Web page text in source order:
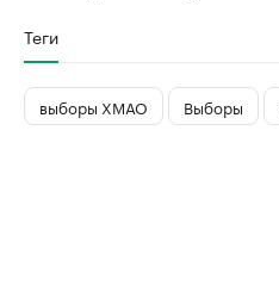
Теги
выборы ХМАО Выборы